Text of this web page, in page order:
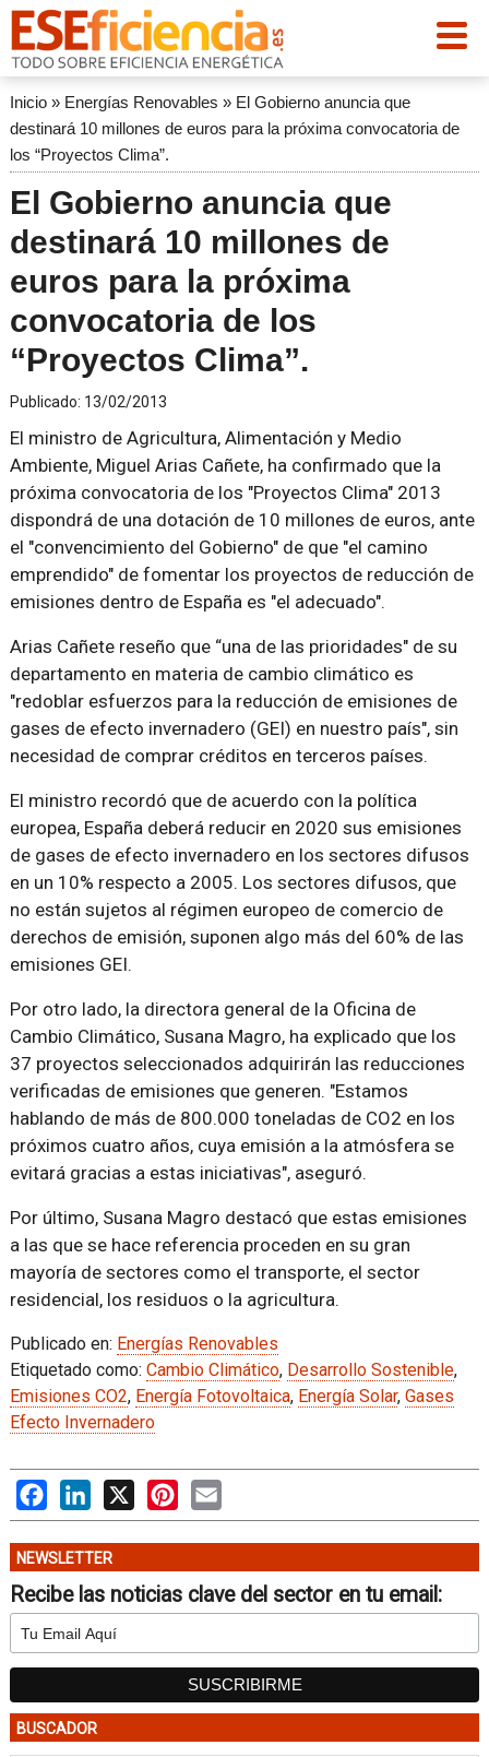
Inicio» Energías Renovables » El Gobierno anuncia que
destinará 10 millones de euros para la próxima convocatoria de
los “Proyectos Clima”.
El Gobierno anuncia que
destinará 10 millones de
euros para la próxima
convocatoria de los
“Proyectos Clima”.
Publicado: 13/02/2013
El ministro de Agricultura, Alimentación y Medio
Ambiente, Miguel Arias Cañete, ha confirmado que la
próxima convocatoria de los "Proyectos Clima" 2013
dispondrá de una dotación de 10 millones de euros, ante
el "convencimiento del Gobierno" de que "el camino
emprendido" de fomentar los proyectos de reducción de
emisiones dentro de España es "el adecuado".
Arias Cañete reseño que “una de las prioridades" de su
departamento en materia de cambio climático es
"redoblar esfuerzos para la reducción de emisiones de
gases de efecto invernadero (GEI) en nuestro país", sin
necesidad de comprar créditos en terceros países.
El ministro recordó que de acuerdo con la política
europea, España deberá reducir en 2020 sus emisiones
de gases de efecto invernadero en los sectores difusos
en un 10% respecto a 2005. Los sectores difusos, que
no están sujetos al régimen europeo de comercio de
derechos de emisión, suponen algo más del 60% de las
emisiones GEI.
Por otro lado, la directora general de la Oficina de
Cambio Climático, Susana Magro, ha explicado que los
37 proyectos seleccionados adquirirán las reducciones
verificadas de emisiones que generen. "Estamos
hablando de más de 800.000 toneladas de CO2 en los
próximos cuatro años, cuya emisión a la atmósfera se
evitará gracias a estas iniciativas", aseguró.
Por último, Susana Magro destacó que estas emisiones
a las que se hace referencia proceden en su gran
mayoría de sectores como el transporte, el sector
residencial, los residuos o la agricultura.
Publicado en: Energías Renovables
Etiquetado como: Cambio Climático, Desarrollo Sostenible,
Emisiones CO2, Energía Fotovoltaica, Energía Solar, Gases
Efecto Invernadero
FacebookLinkedIn
X PinterestEmail
NEWSLETTER
Recibe las noticias clave del sector en tu email:
BUSCADOR